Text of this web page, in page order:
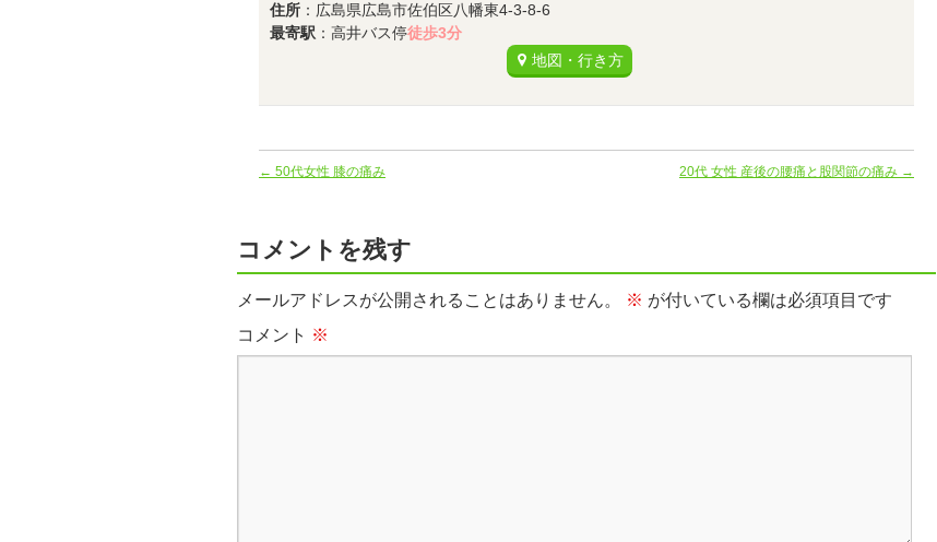
住所 ：広島県広島市佐伯区八幡東4-3-8-6
最寄駅 ：高井バス停徒歩3分
地図・行き方
← 50代女性 膝の痛み 20代 女性 産後の腰痛と股関節の痛み →
コメントを残す
メールアドレスが公開されることはありません。 ※ が付いている欄は必須項目です
コメント ※